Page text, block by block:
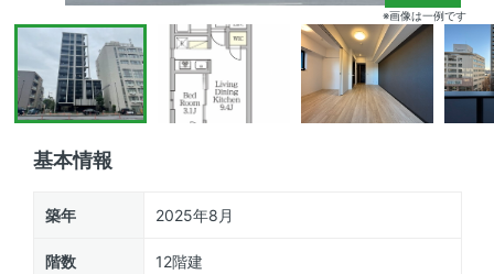
基本情報
築年 2025年8月
階数 12階建
※画像は一例です